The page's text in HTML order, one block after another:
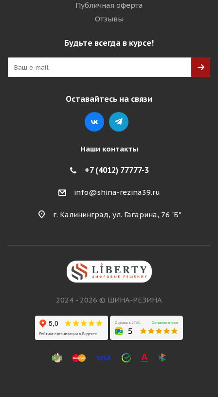
Публичная оферта
Отзывы
Будьте всегда в курсе!
Оставайтесь на связи
Наши контакты
+7 (4012) 77777-3
info@shina-rezina39.ru
г. Калининград, ул. Гагарина, 76 "Б"
2024 - 2026 © ШИНА-РЕЗИНА